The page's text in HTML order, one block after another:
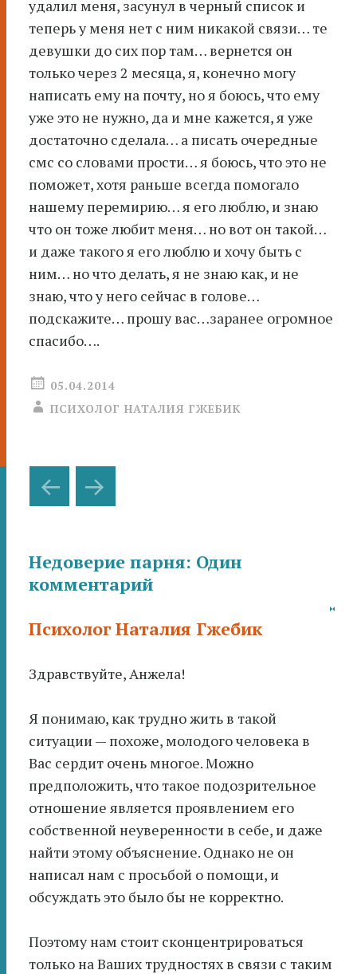
удалил меня, засунул в черный список и
теперь у меня нет с ним никакой связи… те
девушки до сих пор там… вернется он
только через 2 месяца, я, конечно могу
написать ему на почту, но я боюсь, что ему
уже это не нужно, да и мне кажется, я уже
достаточно сделала… а писать очередные
смс со словами прости… я боюсь, что это не
поможет, хотя раньше всегда помогало
нашему перемирию… я его люблю, и знаю
что он тоже любит меня… но вот он такой…
и даже такого я его люблю и хочу быть с
ним… но что делать, я не знаю как, и не
знаю, что у него сейчас в голове…
подскажите… прошу вас…заранее огромное
спасибо….
05.04.2014
ПСИХОЛОГ НАТАЛИЯ ГЖЕБИК
Навигация
по
записям
Недоверие парня: Один
комментарий
Психолог Наталия Гжебик
Здравствуйте, Анжела!
Я понимаю, как трудно жить в такой
ситуации — похоже, молодого человека в
Вас сердит очень многое. Можно
предположить, что такое подозрительное
отношение является проявлением его
собственной неуверенности в себе, и даже
найти этому объяснение. Однако не он
написал нам с просьбой о помощи, и
обсуждать это было бы не корректно.
Поэтому нам стоит сконцентрироваться
только на Ваших трудностях в связи с таким